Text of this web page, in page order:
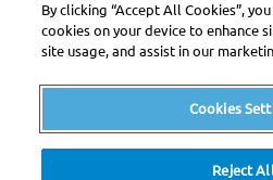
espace
By clicking “Accept All Cookies”,
cookies on your device to enhance
site usage, and assist in our
Cookies
Reject